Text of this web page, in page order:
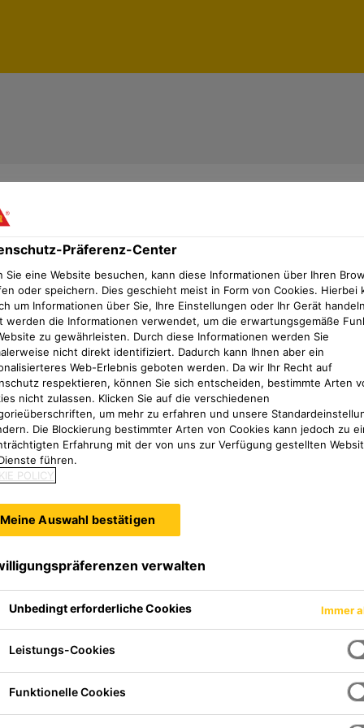
erfordern eine
bietet dafür die ideale
direkt auf der
und spart
Aufbewahrung,
Ort gewährleisten
– besonders dort, wo
Koordination
nicht nur
und
Präferenz-Center
Sie eine Website besuchen, kann diese Informationen über Ihren
oder speichern. Dies geschieht meist in Form von Cookies. Hierbei
um Informationen über Sie, Ihre Einstellungen oder Ihr Gerät
werden die Informationen verwendet, um die erwartungsgemäße
zu gewährleisten. Durch diese Informationen werden Sie
nicht direkt identifiziert. Dadurch kann Ihnen aber ein
Web-Erlebnis geboten werden. Da wir Ihr Recht auf
respektieren, können Sie sich entscheiden, bestimmte Arten
nicht zulassen. Klicken Sie auf die verschiedenen
um mehr zu erfahren und unsere
Die Blockierung bestimmter Arten von Cookies kann jedoch zu
Erfahrung mit der von uns zur Verfügung gestellten
führen.
POLICY
Meine Auswahl bestätigen
verwalten
Unbedingt erforderliche Cookies Immer
Leistungs-Cookies
Funktionelle Cookies